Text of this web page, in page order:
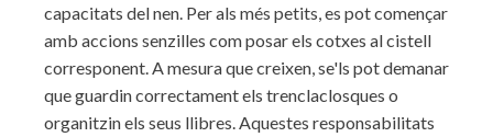
capacitats del nen. Per als més petits, es pot començar
amb accions senzilles com posar els cotxes al cistell
corresponent. A mesura que creixen, se'ls pot demanar
que guardin correctament els trenclaclosques o
organitzin els seus llibres. Aquestes responsabilitats